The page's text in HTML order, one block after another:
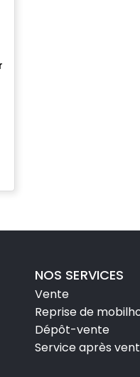
NOS SERVICES
Vente
Reprise de
Dépôt-vente
Service après